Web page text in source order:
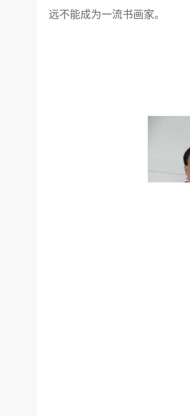
远不能成为一流书画家。